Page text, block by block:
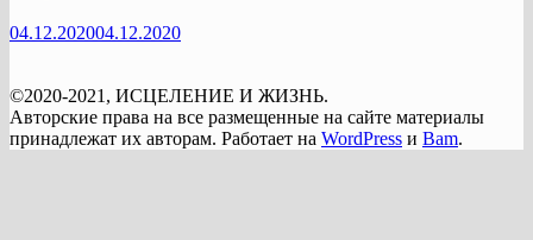
04.12.202004.12.2020
©2020-2021, ИСЦЕЛЕНИЕ И ЖИЗНЬ.
Авторские права на все размещенные на сайте материалы
принадлежат их авторам. Работает на WordPress и Bam.